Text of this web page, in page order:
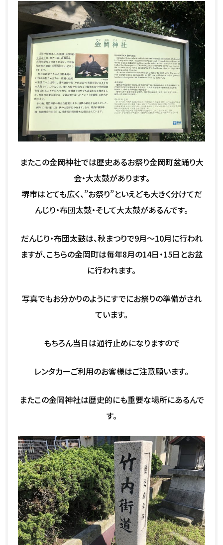
またこの金岡神社では歴史あるお祭り金岡町盆踊り大
会・大太鼓があります。
堺市はとても広く、”お祭り”といえども大きく分けてだ
んじり・布団太鼓・そして大太鼓があるんです。
だんじり・布団太鼓は、秋まつりで9月～10月に行われ
ますが、こちらの金岡町は毎年8月の14日・15日とお盆
に行われます。
写真でもお分かりのようにすでにお祭りの準備がされ
ています。
もちろん当日は通行止めになりますので
レンタカーご利用のお客様はご注意願います。
またこの金岡神社は歴史的にも重要な場所にあるんで
す。